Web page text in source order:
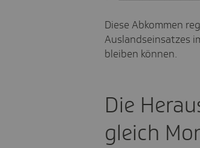
Diese Abkommen
Auslandseinsatzes
bleiben können.
Die
gleich